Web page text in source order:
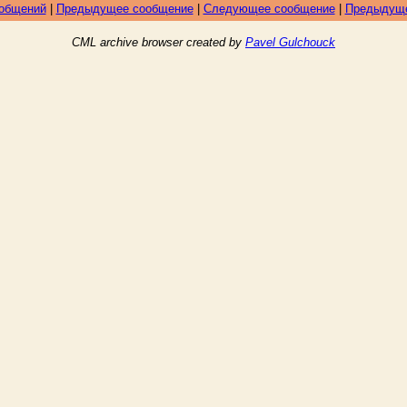
| Предыдущее сообщение| Следующее сообщение|
CML archive browser created by Pavel Gulchouck